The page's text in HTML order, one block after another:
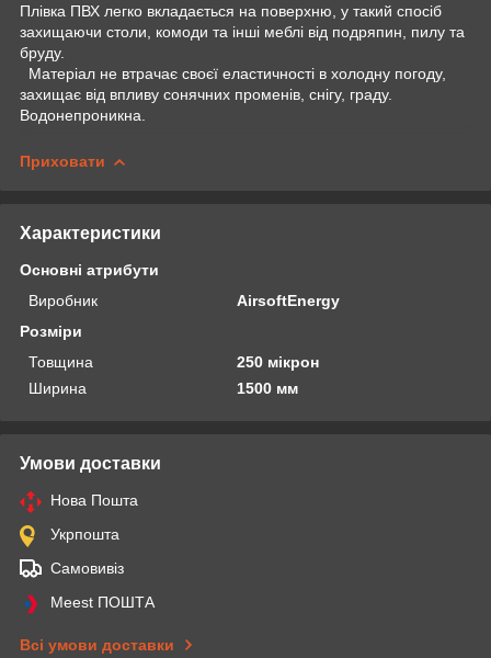
Плівка ПВХ легко вкладається на поверхню, у такий спосіб
захищаючи столи, комоди та інші меблі від подряпин, пилу та
бруду.
Матеріал не втрачає своєї еластичності в холодну погоду,
захищає від впливу сонячних променів, снігу, граду.
Водонепроникна.
Приховати
Характеристики
Основні атрибути
Виробник
AirsoftEnergy
Розміри
Товщина
250 мікрон
Ширина
1500 мм
Умови доставки
Нова Пошта
Укрпошта
Самовивіз
Meest ПОШТА
Всі умови доставки